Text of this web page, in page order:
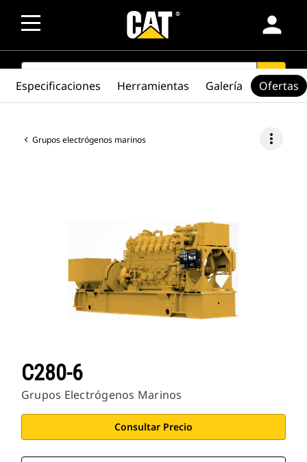
person
SEARCH search
Grupos electrógenos marinos more_vert
C280-6
Grupos Electrógenos Marinos
Consultar Precio
Especificaciones Herramientas Galería Ofertas